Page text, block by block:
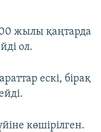
жылы қаңтарда
ол.
ескі, бірақ
көшірілген.